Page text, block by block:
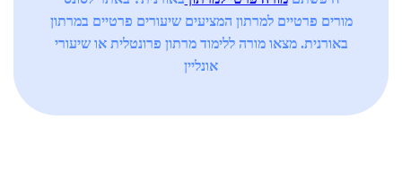
מורים פרטיים למרתון המציעים שיעורים פרטיים במרתון
באורנית. מצאו מורה ללימוד מרתון פרונטלית או שיעורי
אונליין